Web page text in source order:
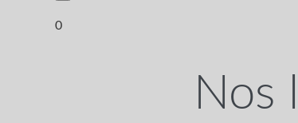
0
Nos